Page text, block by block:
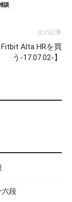
談
次の記事
Alta HRを買
う-17.07.02-】
六段